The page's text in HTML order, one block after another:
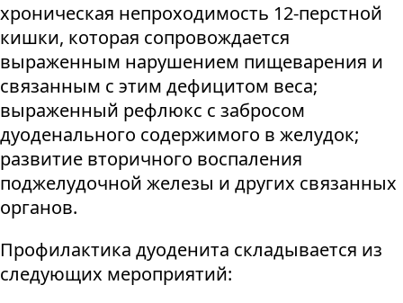
хроническая непроходимость 12-перстной
кишки, которая сопровождается
выраженным нарушением пищеварения и
связанным с этим дефицитом веса;
выраженный рефлюкс с забросом
дуоденального содержимого в желудок;
развитие вторичного воспаления
поджелудочной железы и других связанных
органов.
Профилактика дуоденита складывается из
следующих мероприятий: